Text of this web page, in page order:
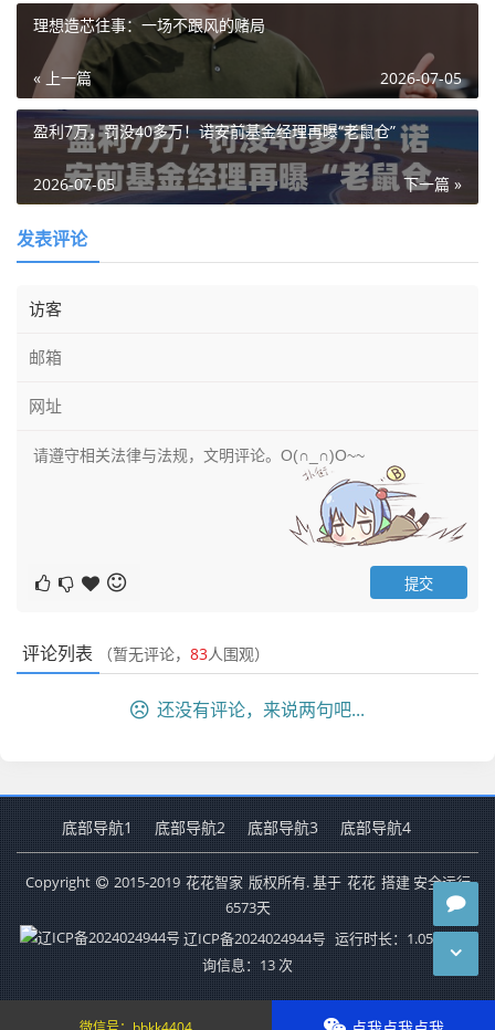
理想造芯往事：一场不跟风的赌局
« 上一篇 2026-07-05
盈利7万，罚没40多万！诺安前基金经理再曝“老鼠仓”
下一篇 »
2026-07-05
发表评论
评论列表 （暂无评论， 83人围观）
还没有评论，来说两句吧...
底部导航1 底部导航2 底部导航3 底部导航4
Copyright 2015-2019 花花智家 版权所有. 基于 花花 搭建 安全运行
6573天
辽ICP备2024024944号 运行时长：1.050秒 查
询信息：13 次